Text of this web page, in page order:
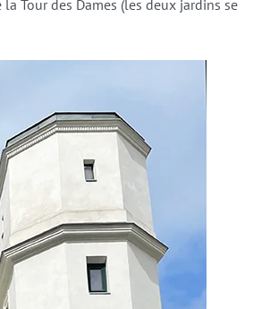
Tour des Dames (les deux jardins se